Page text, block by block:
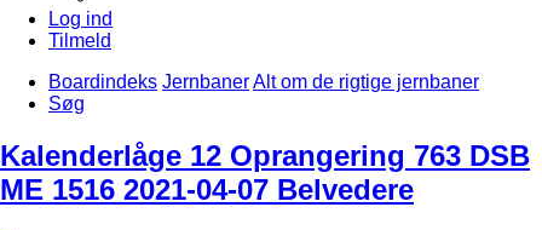
Log ind
Tilmeld
Boardindeks JernbanerAlt om de rigtige jernbaner
Søg
Kalenderlåge 12 Oprangering 763 DSB
ME 1516 2021-04-07 Belvedere